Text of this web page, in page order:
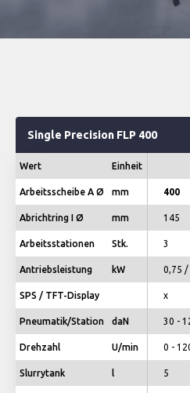
Single Precision FLP 400
Wert Einheit
Arbeitsscheibe A Ø mm
Abrichtring I Ø mm
Arbeitsstationen Stk.
Antriebsleistung kW
SPS / TFT-Display
Pneumatik/Station daN
Drehzahl U/min
Slurrytank l
400
145
3
0,75 /
x
30 -
0 -
5